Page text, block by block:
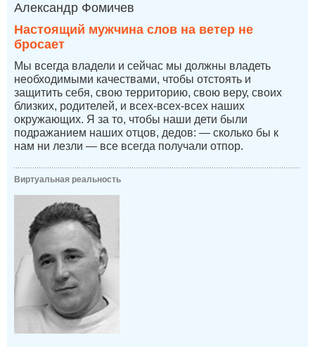
Александр Фомичев
Настоящий мужчина слов на ветер не
бросает
Мы всегда владели и сейчас мы должны владеть
необходимыми качествами, чтобы отстоять и
защитить себя, свою территорию, свою веру, своих
близких, родителей, и всех-всех-всех наших
окружающих. Я за то, чтобы наши дети были
подражанием наших отцов, дедов: — сколько бы к
нам ни лезли — все всегда получали отпор.
Виртуальная реальность